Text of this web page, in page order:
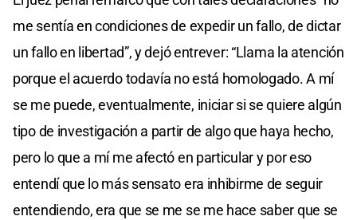
me sentía en condiciones de expedir un fallo, de dictar
un fallo en libertad”, y dejó entrever: “Llama la atención
porque el acuerdo todavía no está homologado. A mí
se me puede, eventualmente, iniciar si se quiere algún
tipo de investigación a partir de algo que haya hecho,
pero lo que a mí me afectó en particular y por eso
entendí que lo más sensato era inhibirme de seguir
entendiendo, era que se me se me hace saber que se